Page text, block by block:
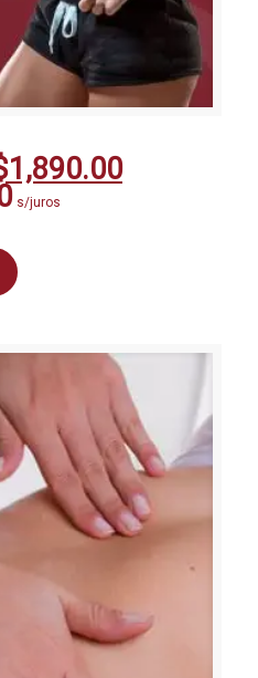
1,890.00O
preço
s/juros